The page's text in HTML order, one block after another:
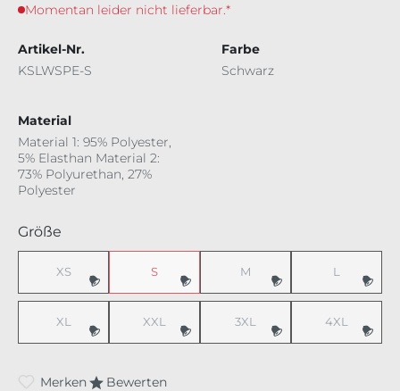
Momentan leider nicht lieferbar.*
Artikel-Nr.
KSLWSPE-S
Farbe
Schwarz
Material
Material 1: 95% Polyester,
5% Elasthan Material 2:
73% Polyurethan, 27%
Polyester
Größe
XS(Diese Option ist zurzeit nicht verfügbar.)
S(Diese Option ist zurzeit nicht verfügbar.)
M(Diese Option ist zurzeit nicht
L(Diese
XL(Diese Option ist zurzeit nicht verfügbar.)
XXL(Diese Option ist zurzeit nicht verfügbar.)
3XL(Diese Option ist zurzeit nicht
4XL(Diese
Merken Bewerten